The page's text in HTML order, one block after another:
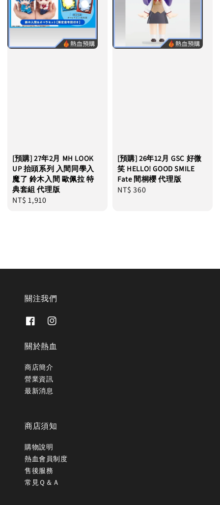
[預購] 27年2月 MH LOOK
UP 抬頭系列 入間同學入
魔了 鈴木入間 歐佩拉 特
典套組 代理版
Regular
NT$ 1,910
[預購] 26年12月 GSC 好微
笑 HELLO! GOOD SMILE
Fate 間桐櫻 代理版
Regular
NT$ 360
關注我們
關於熱血
商店簡介
營業資訊
最新消息
商店須知
購物說明
熱血會員制度
售後服務
常見Ｑ＆Ａ